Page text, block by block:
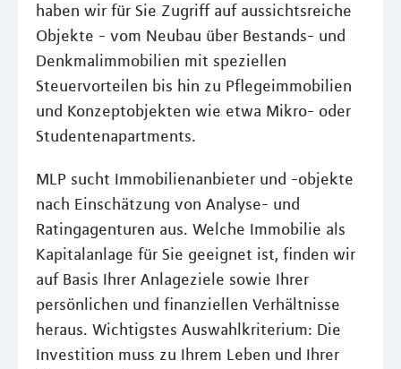
haben wir für Sie Zugriff auf aussichtsreiche
Objekte - vom Neubau über Bestands- und
Denkmalimmobilien mit speziellen
Steuervorteilen bis hin zu Pflegeimmobilien
und Konzeptobjekten wie etwa Mikro- oder
Studentenapartments.
MLP sucht Immobilienanbieter und -objekte
nach Einschätzung von Analyse- und
Ratingagenturen aus. Welche Immobilie als
Kapitalanlage für Sie geeignet ist, finden wir
auf Basis Ihrer Anlageziele sowie Ihrer
persönlichen und finanziellen Verhältnisse
heraus. Wichtigstes Auswahlkriterium: Die
Investition muss zu Ihrem Leben und Ihrer